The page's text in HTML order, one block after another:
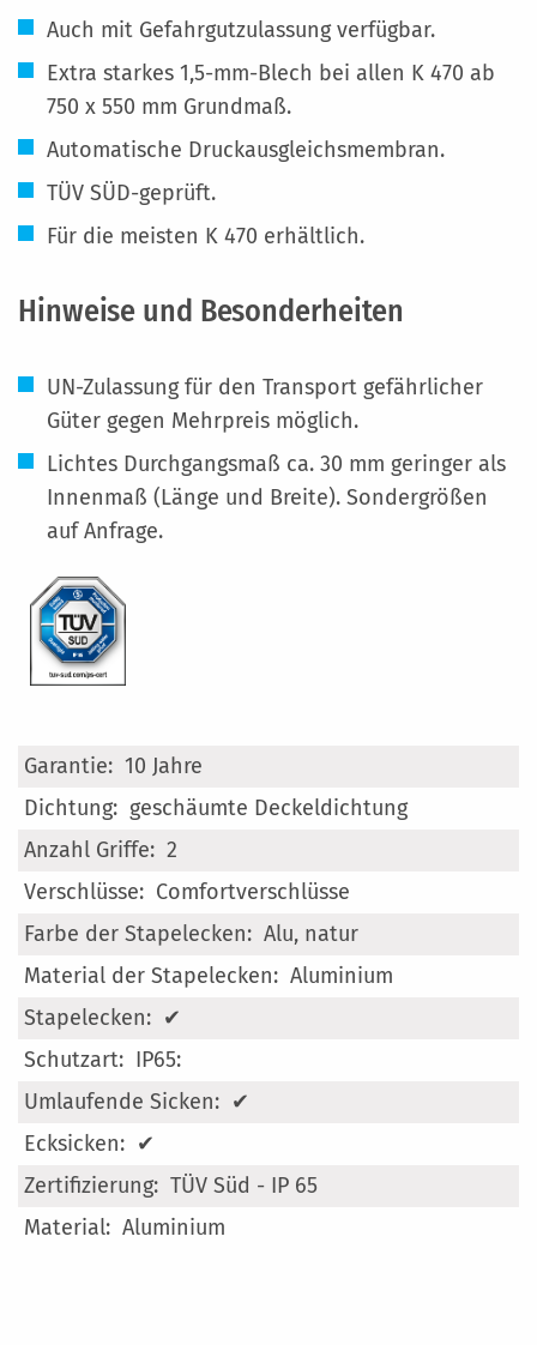
Auch mit Gefahrgutzulassung verfügbar.
Extra starkes 1,5-mm-Blech bei allen K 470 ab
750 x 550 mm Grundmaß.
Automatische Druckausgleichsmembran.
TÜV SÜD-geprüft.
Für die meisten K 470 erhältlich.
Hinweise und Besonderheiten
UN-Zulassung für den Transport gefährlicher
Güter gegen Mehrpreis möglich.
Lichtes Durchgangsmaß ca. 30 mm geringer als
Innenmaß (Länge und Breite). Sondergrößen
auf Anfrage.
Mehr
Informationen
10 Jahre
geschäumte Deckeldichtung
2
Comfortverschlüsse
Alu, natur
Aluminium
✔
IP65:
✔
✔
TÜV Süd - IP 65
Aluminium